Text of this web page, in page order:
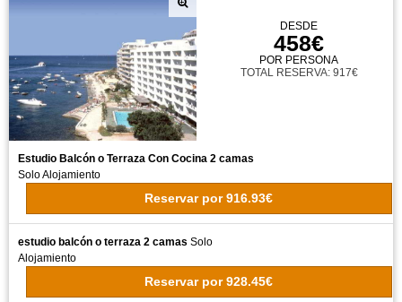
DESDE
458€
POR PERSONA
TOTAL RESERVA: 917€
Estudio Balcón o Terraza Con Cocina 2 camas
Solo Alojamiento
Reservar por 916.93€
estudio balcón o terraza 2 camas Solo
Alojamiento
Reservar por 928.45€